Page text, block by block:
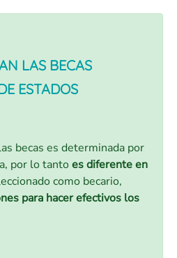
LAS BECAS
ESTADOS
becas es determinada por
por lo tanto es diferente en
como becario,
para hacer efectivos los